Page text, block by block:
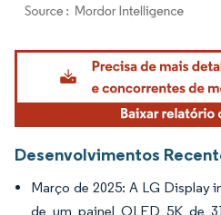
Imagem © Mordor Intelligence. O reuso
Desenvolvimentos
Março de 2025: A LG Display
de um painel OLED 5K de